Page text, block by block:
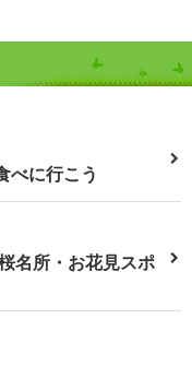
べに行こう
名所・お花見スポ